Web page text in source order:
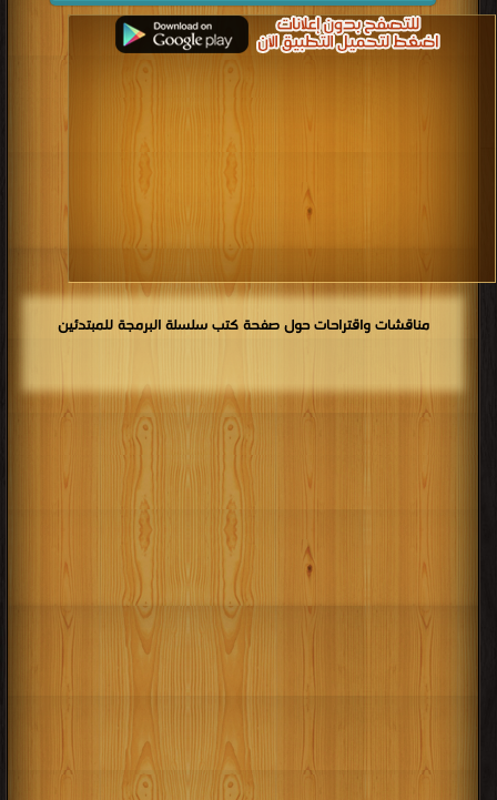
مناقشات واقتراحات حول صفحة كتب سلسلة البرمجة للمبتدئين